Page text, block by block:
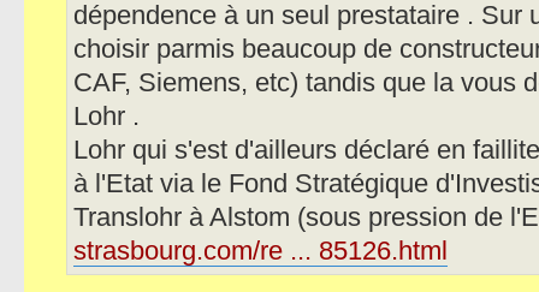
dépendence à un seul prestataire . Sur
choisir parmis beaucoup de
CAF, Siemens, etc) tandis que la vous
Lohr .
Lohr qui s'est d'ailleurs déclaré en
à l'Etat via le Fond Stratégique
Translohr à Alstom (sous pression de
strasbourg.com/re ... 85126.html